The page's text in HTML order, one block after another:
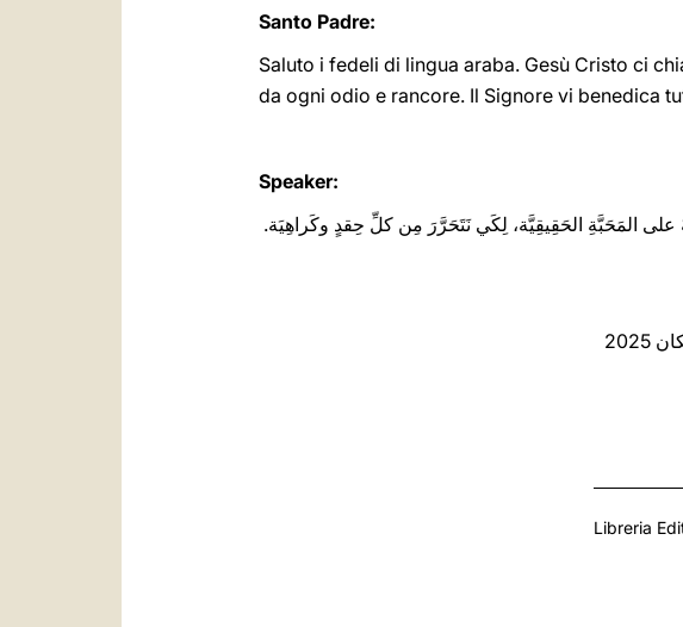
Santo Padre:
Saluto i fedeli di lingua araba. Gesù Cristo ci
Speaker:
على المَحَبَّةِ الحَقِيقِيَّة، لِكَي نَتَحَرَّرَ مِن كلِّ حِقدٍ وكَراهِيَة.